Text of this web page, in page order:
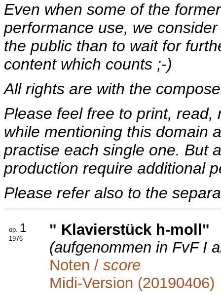
Even when some of the
performance use, we
the public than to wait for
content which counts ;-)
All rights are with the
Please feel free to print,
while mentioning this domain
practise each single one. But
production require additional
Please refer also to the
op. 1
1976
" Klavierstück h-moll"
(aufgenommen in FvF I
Noten / score
Midi-Version (20190406)